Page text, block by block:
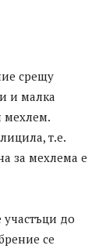
срещу
и малка
мехлем.
т.е.
за мехлема е
участъци до
се